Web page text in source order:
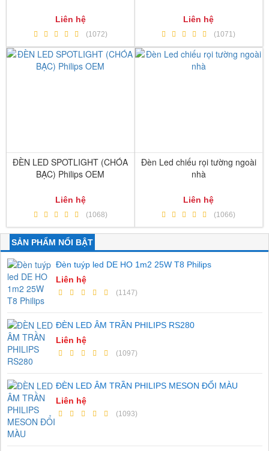
Liên hệ
(1072)
Liên hệ
(1071)
ĐÈN LED SPOTLIGHT (CHÓA
BẠC) Philips OEM
Liên hệ
(1068)
Đèn Led chiếu rọi tường ngoài
nhà
Liên hệ
(1066)
SẢN PHẨM NỔI BẬT
Đèn tuýp led DE HO 1m2 25W T8 Philips
Liên hệ
(1147)
ĐÈN LED ÂM TRẦN PHILIPS RS280
Liên hệ
(1097)
ĐÈN LED ÂM TRẦN PHILIPS MESON ĐỔI MÀU
Liên hệ
(1093)